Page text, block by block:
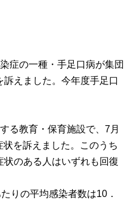
症の一種・手足口病が集団
えました。今年度手足口
る教育・保育施設で、7月
を訴えました。このうち
のある人はいずれも回復
りの平均感染者数は10．